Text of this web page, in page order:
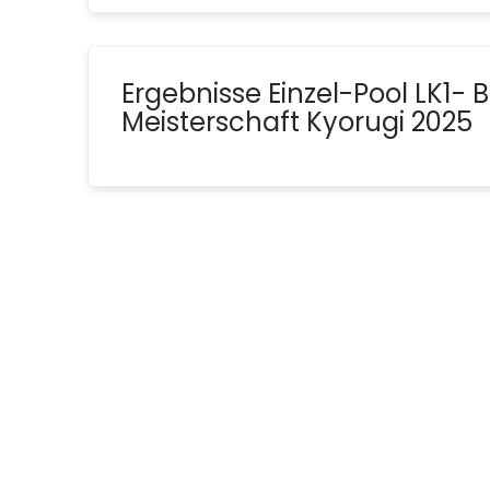
Ergebnisse Einzel-Pool
Meisterschaft Kyorugi 2025